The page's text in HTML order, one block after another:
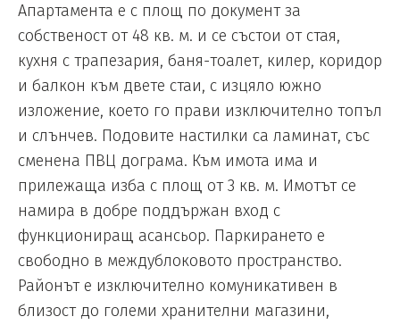
Апартамента е с площ по документ за
собственост от 48 кв. м. и се състои от стая,
кухня с трапезария, баня-тоалет, килер, коридор
и балкон към двете стаи, с изцяло южно
изложение, което го прави изключително топъл
и слънчев. Подовите настилки са ламинат, със
сменена ПВЦ дограма. Към имота има и
прилежаща изба с площ от 3 кв. м. Имотът се
намира в добре поддържан вход с
функциониращ асансьор. Паркирането е
свободно в междублоковото пространство.
Районът е изключително комуникативен в
близост до големи хранителни магазини,